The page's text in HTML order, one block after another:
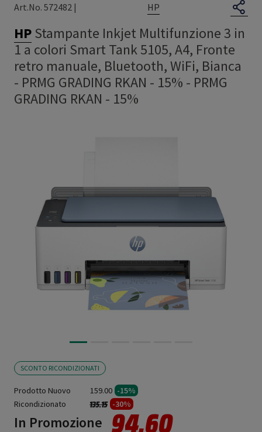
Art.No. 572482 |
HP
HPStampante Inkjet Multifunzione 3 in
1 a colori Smart Tank 5105, A4, Fronte
retro manuale, Bluetooth, WiFi, Bianca
- PRMG GRADING RKAN - 15% - PRMG
GRADING RKAN - 15%
SCONTO RICONDIZIONATI
Prodotto Nuovo 159.00 -15%
Ricondizionato
Prezzo ridotto da
135.15a -30%
In Promozione 94.60